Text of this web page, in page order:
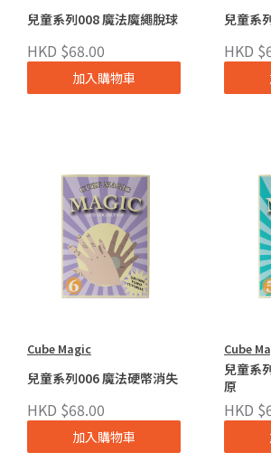
兒童系列008 魔法魔繩脫球
HKD $68.00
加入購物車
兒童系
HKD
Cube Magic
兒童系列006 魔法硬幣消失
HKD $68.00
加入購物車
Cube
兒童系
原
HKD